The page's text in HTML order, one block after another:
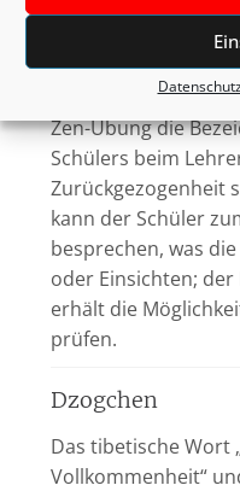
Dokusan (jap.
Zen-Übung die
Schülers beim
Zurückgezogenheit
kann der Schüler
besprechen, was
oder Einsichten;
erhält die
prüfen.
Dzogchen
Das tibetische Wort
Vollkommenheit“